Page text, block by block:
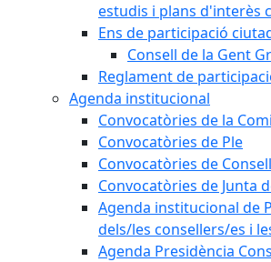
estudis i plans d'interès
Ens de participació
Consell de la Gent
Reglament de
Agenda institucional
Convocatòries de la
Convocatòries de Ple
Convocatòries de
Convocatòries de Junta
Agenda institucional de
dels/les consellers/es i
Agenda Presidència